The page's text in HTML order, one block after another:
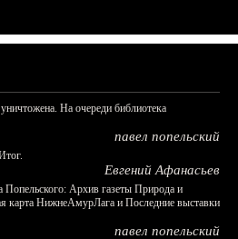
На очереди библиотека
павел попельский
Евгений Афанасьев
Архив газеты Природа и
карта НижнеАмурЛага и Последние выставки
павел попельский